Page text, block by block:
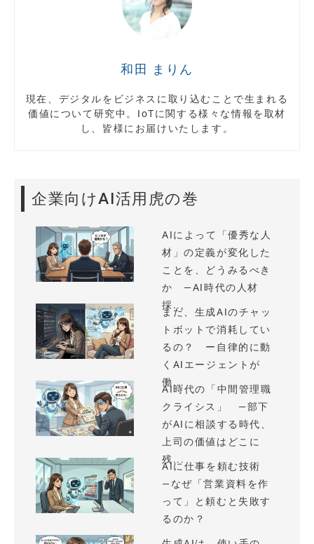
和田 まりん
現在、デジタルをビジネスに取り込むことで生まれる
価値について研究中。IoTに関する様々な情報を取材
し、皆様にお届けいたします。
企業向けAI活用虎の巻
AIによって「優秀な人
材」の定義が変化した
ことを、どうみるべき
か —AI時代の人材
採...
まだ、生成AIのチャッ
トボットで消耗してい
るの？ ー自律的に動
くAIエージェントが
働...
AI時代の「中間管理職
クライシス」 —部下
がAIに相談する時代、
上司の価値はどこに
残...
AIに仕事を頼む技術
—なぜ「営業資料を作
って」と頼むと失敗す
るのか？